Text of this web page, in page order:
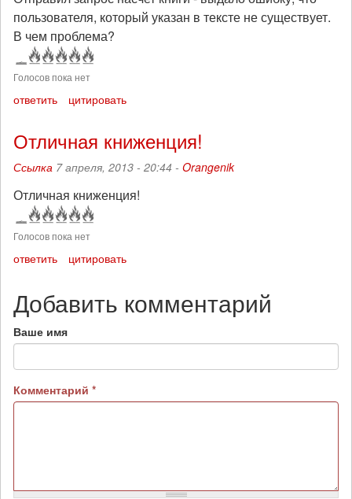
пользователя, который указан в тексте не существует.
В чем проблема?
Голосов пока нет
ответить цитировать
Отличная книженция!
Ссылка 7 апреля, 2013 - 20:44 - Orangenik
Отличная книженция!
Голосов пока нет
ответить цитировать
Добавить комментарий
Ваше имя
Комментарий *